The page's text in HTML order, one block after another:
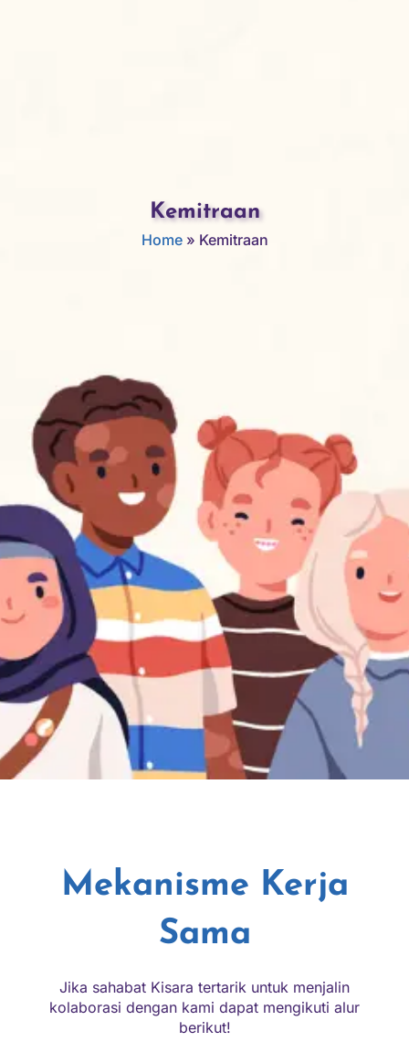
Kemitraan
Home» Kemitraan
Mekanisme Kerja
Sama
Jika sahabat Kisara tertarik untuk menjalin
kolaborasi dengan kami dapat mengikuti alur
berikut!